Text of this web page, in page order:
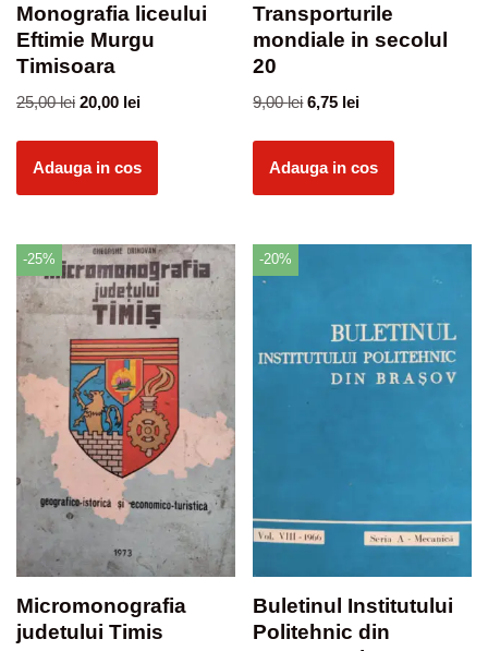
Monografia liceului
Eftimie Murgu
Timisoara
25,00lei 20,00 lei
Adauga in cos
Transporturile
mondiale in secolul
20
9,00lei 6,75 lei
Adauga in cos
-25%
Micromonografia
judetului Timis
-20%
Buletinul Institutului
Politehnic din